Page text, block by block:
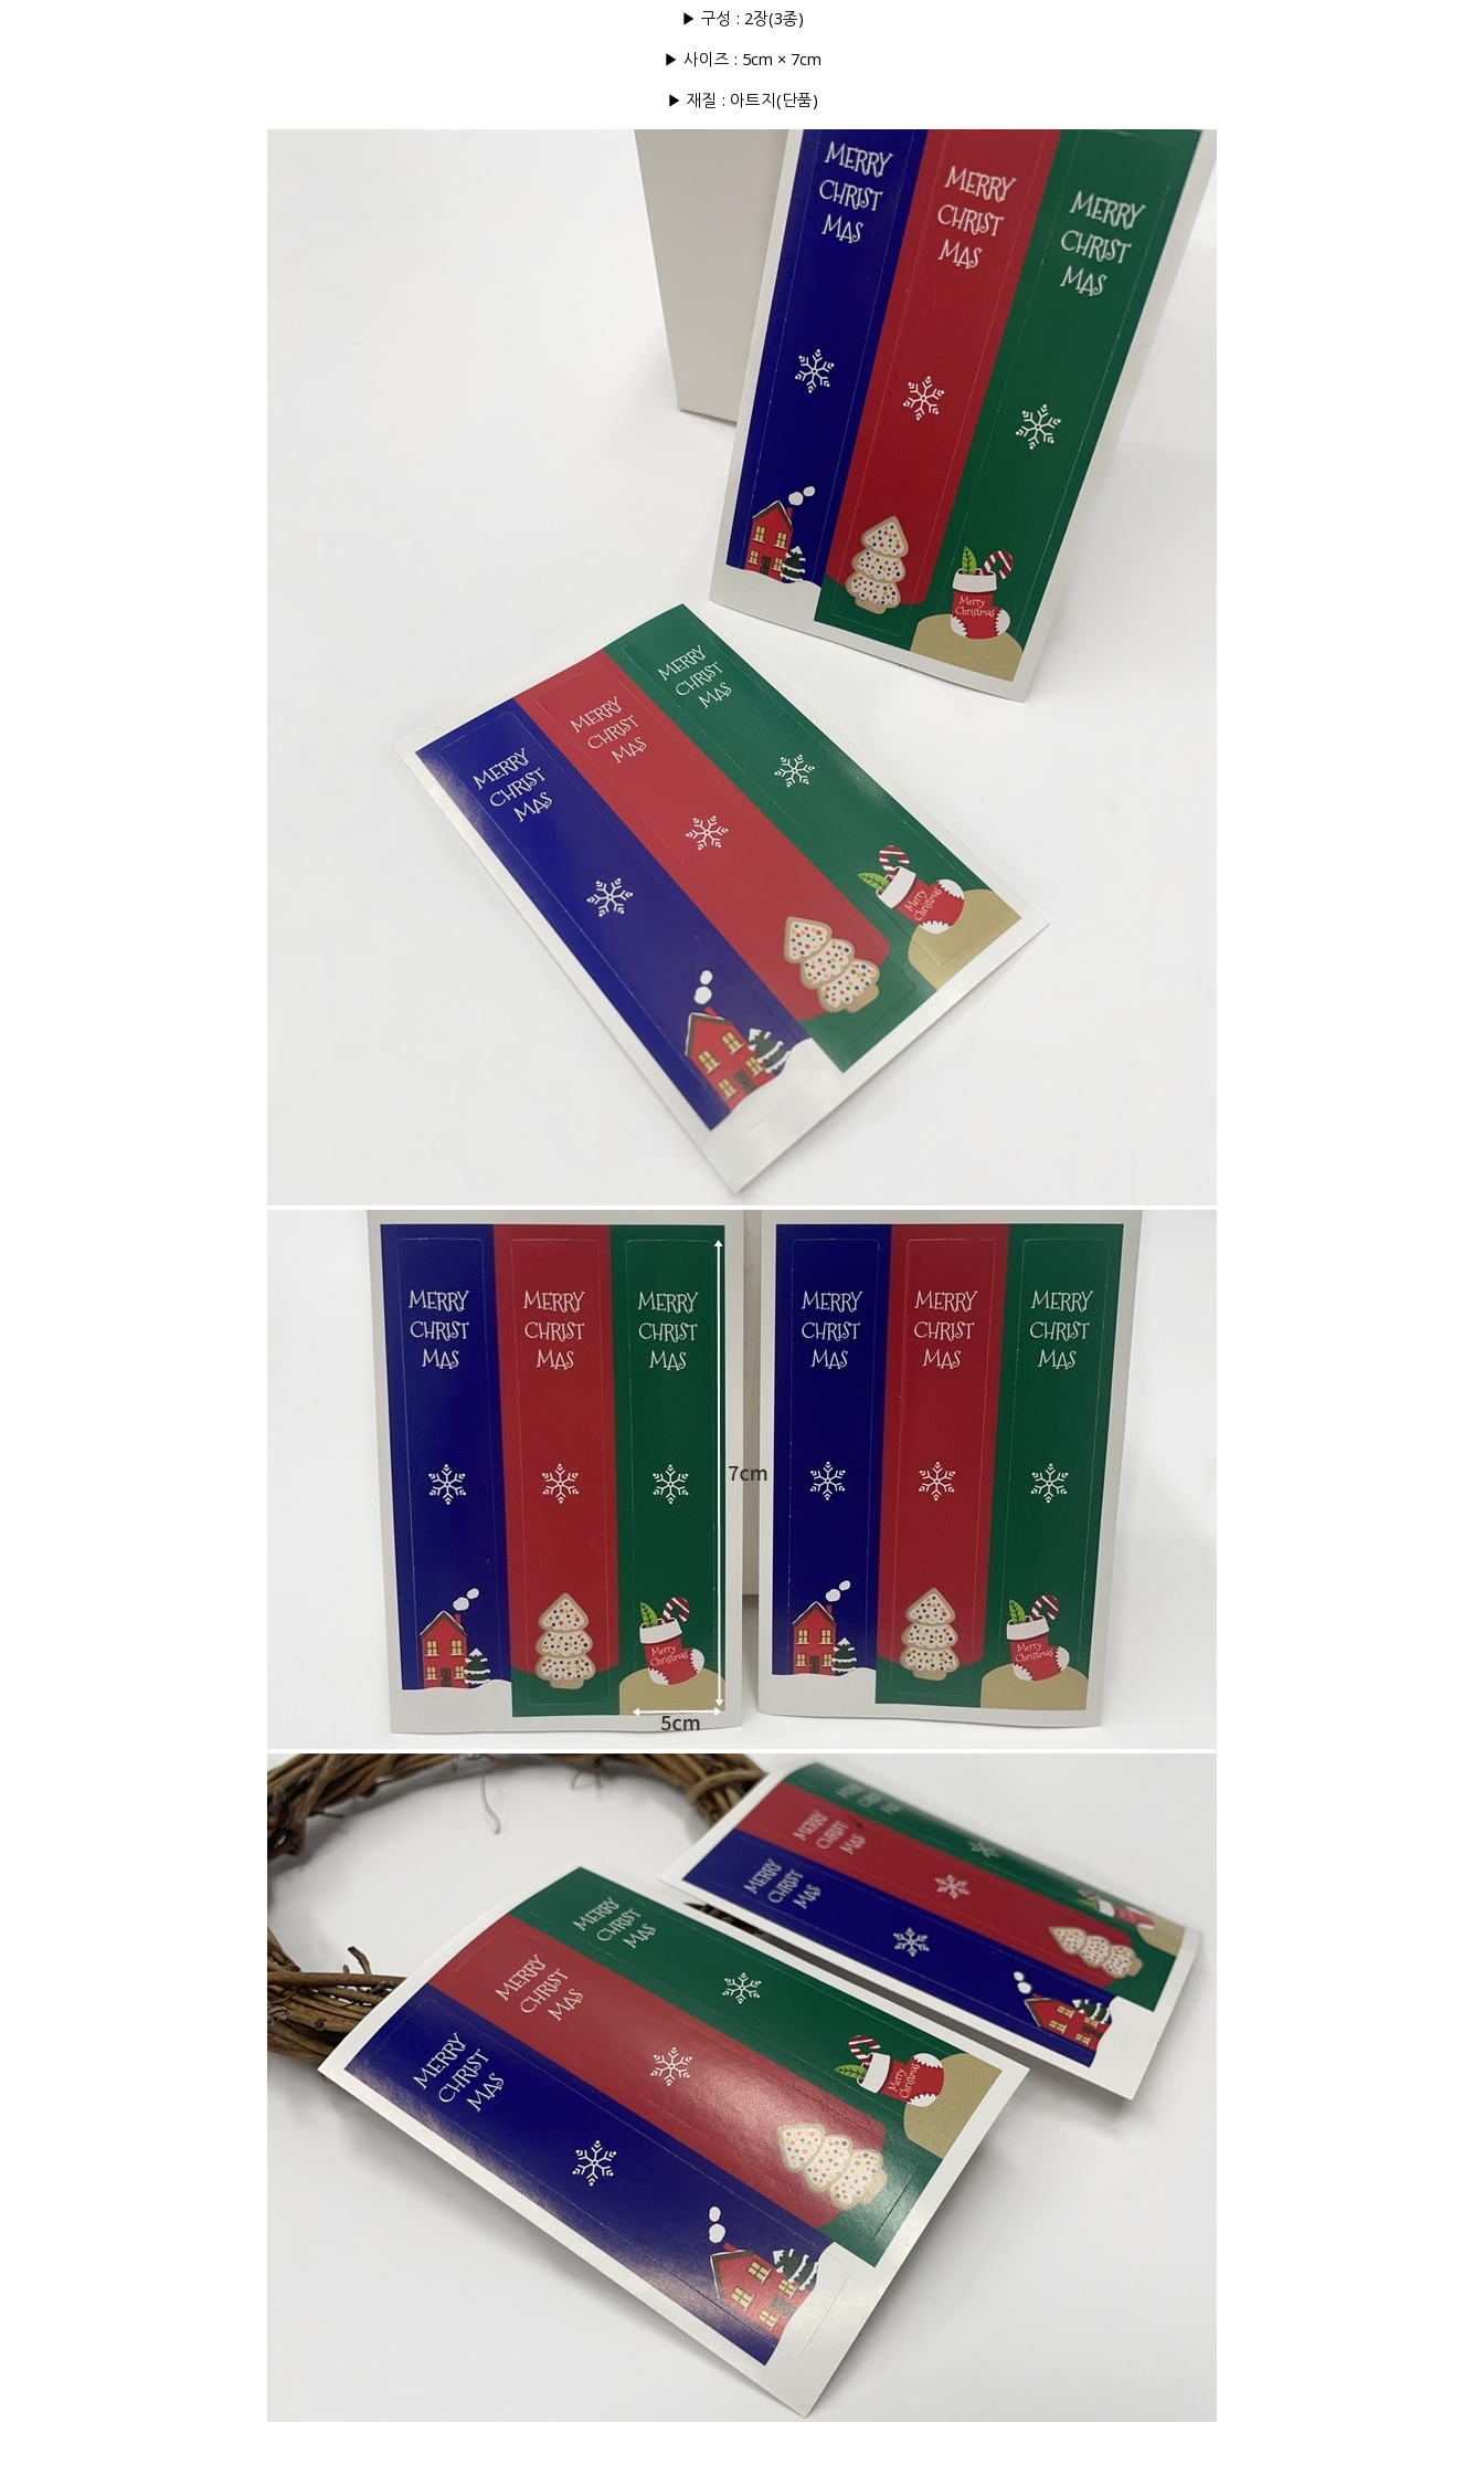
▶ 구성 : 2장(3종)
▶ 사이즈 : 5cm × 7cm
▶ 재질 : 아트지(단품)